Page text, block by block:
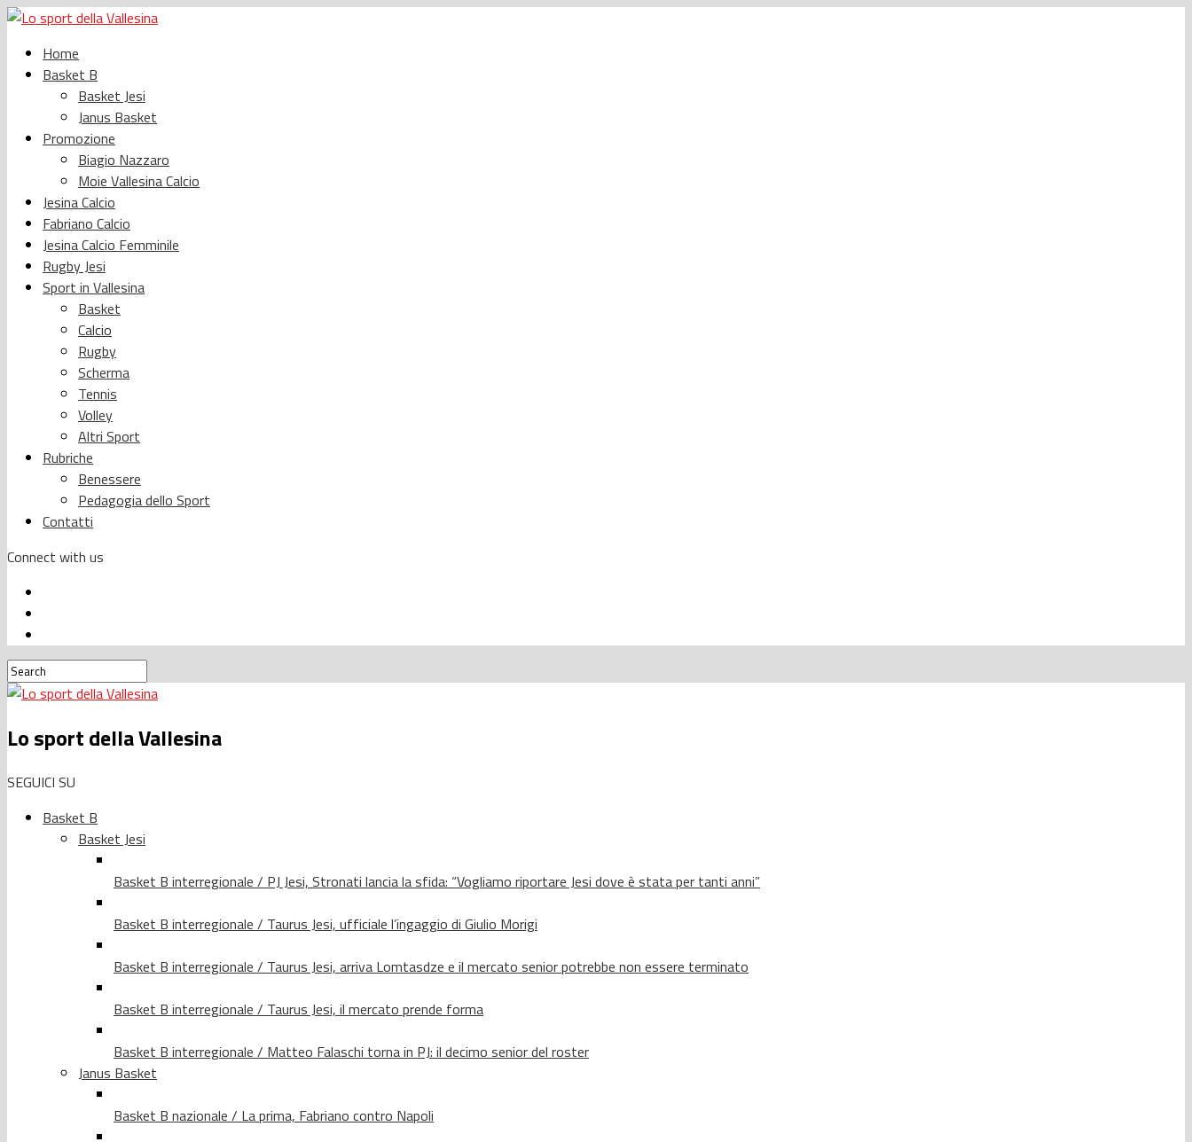
Home
Basket B
Basket Jesi
Janus Basket
Promozione
Biagio Nazzaro
Moie Vallesina Calcio
Jesina Calcio
Fabriano Calcio
Jesina Calcio Femminile
Rugby Jesi
Sport in Vallesina
Basket
Calcio
Rugby
Scherma
Tennis
Volley
Altri Sport
Rubriche
Benessere
Pedagogia dello Sport
Contatti
Connect with us
Lo sport della Vallesina
SEGUICI SU
Basket B
Basket Jesi
Basket B interregionale / PJ Jesi, Stronati lancia la sfida: “Vogliamo riportare Jesi dove è stata per tanti anni”
Basket B interregionale / Taurus Jesi, ufficiale l’ingaggio di Giulio Morigi
Basket B interregionale / Taurus Jesi, arriva Lomtasdze e il mercato senior potrebbe non essere terminato
Basket B interregionale / Taurus Jesi, il mercato prende forma
Basket B interregionale / Matteo Falaschi torna in PJ: il decimo senior del roster
Janus Basket
Basket B nazionale / La prima, Fabriano contro Napoli